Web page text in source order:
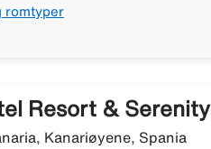
romtyper
Resort & Serenity
Kanariøyene, Spania